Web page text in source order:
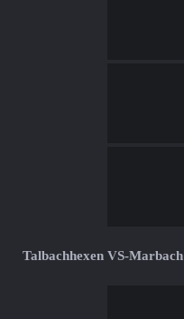
Talbachhexen VS-Marbach